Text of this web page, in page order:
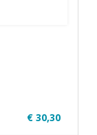
€ 30,30